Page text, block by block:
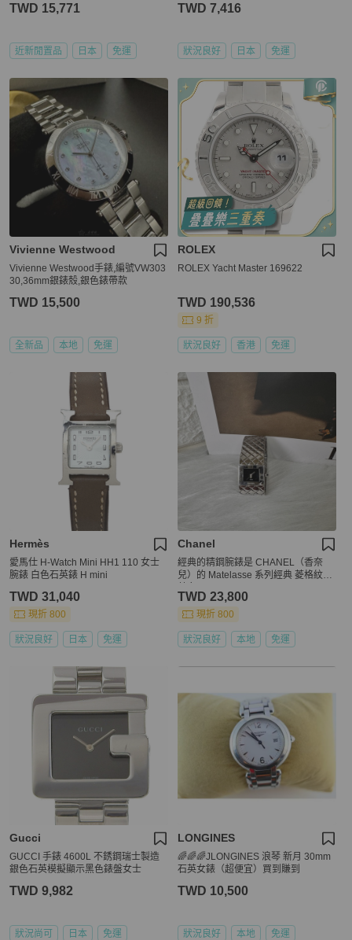
TWD 15,771
近新閒置品 日本 免運
TWD 7,416
狀況良好 日本 免運
Vivienne Westwood
Vivienne Westwood手錶,編號VW303
30,36mm銀錶殼,銀色錶帶款
TWD 15,500
全新品 本地 免運
ROLEX
ROLEX Yacht Master 169622
TWD 190,536
9 折
狀況良好 香港 免運
Hermès
愛馬仕 H-Watch Mini HH1 110 女士
腕錶 白色石英錶 H mini
TWD 31,040
現折 800
狀況良好 日本 免運
Chanel
經典的精鋼腕錶是 CHANEL（香奈
兒）的 Matelasse 系列經典 菱格紋石
TWD 23,800
現折 800
狀況良好 本地 免運
Gucci
GUCCI 手錶 4600L 不銹鋼瑞士製造
銀色石英模擬顯示黑色錶盤女士
TWD 9,982
狀況尚可 日本 免運
LONGINES
🌈🌈🌈JLONGINES 浪琴 新月 30mm
石英女錶（超便宜）買到賺到
TWD 10,500
狀況良好 本地 免運